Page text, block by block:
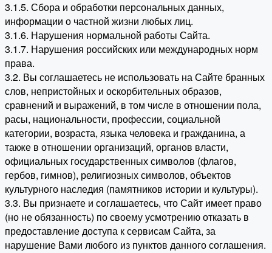
3.1.5. Сбора и обработки персональных данных,
информации о частной жизни любых лиц.
3.1.6. Нарушения нормальной работы Сайта.
3.1.7. Нарушения российских или международных норм
права.
3.2. Вы соглашаетесь не использовать на Сайте бранных
слов, непристойных и оскорбительных образов,
сравнений и выражений, в том числе в отношении пола,
расы, национальности, профессии, социальной
категории, возраста, языка человека и гражданина, а
также в отношении организаций, органов власти,
официальных государственных символов (флагов,
гербов, гимнов), религиозных символов, объектов
культурного наследия (памятников истории и культуры).
3.3. Вы признаете и соглашаетесь, что Сайт имеет право
(но не обязанность) по своему усмотрению отказать в
предоставление доступа к сервисам Сайта, за
нарушение Вами любого из пунктов данного соглашения.